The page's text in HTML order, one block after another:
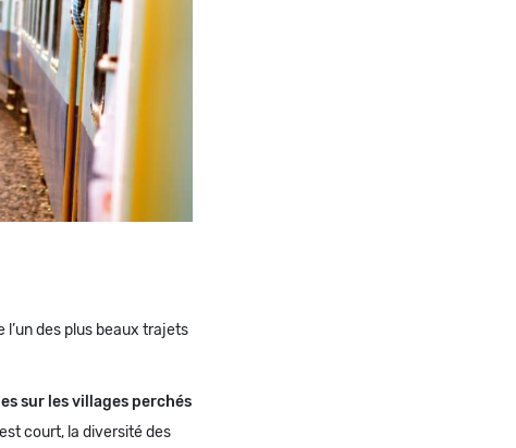
des plus beaux trajets
sur les villages perchés
court, la diversité des